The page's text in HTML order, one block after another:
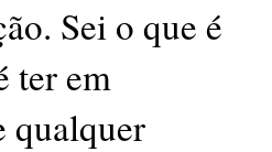
Sei o que é
ter em
qualquer